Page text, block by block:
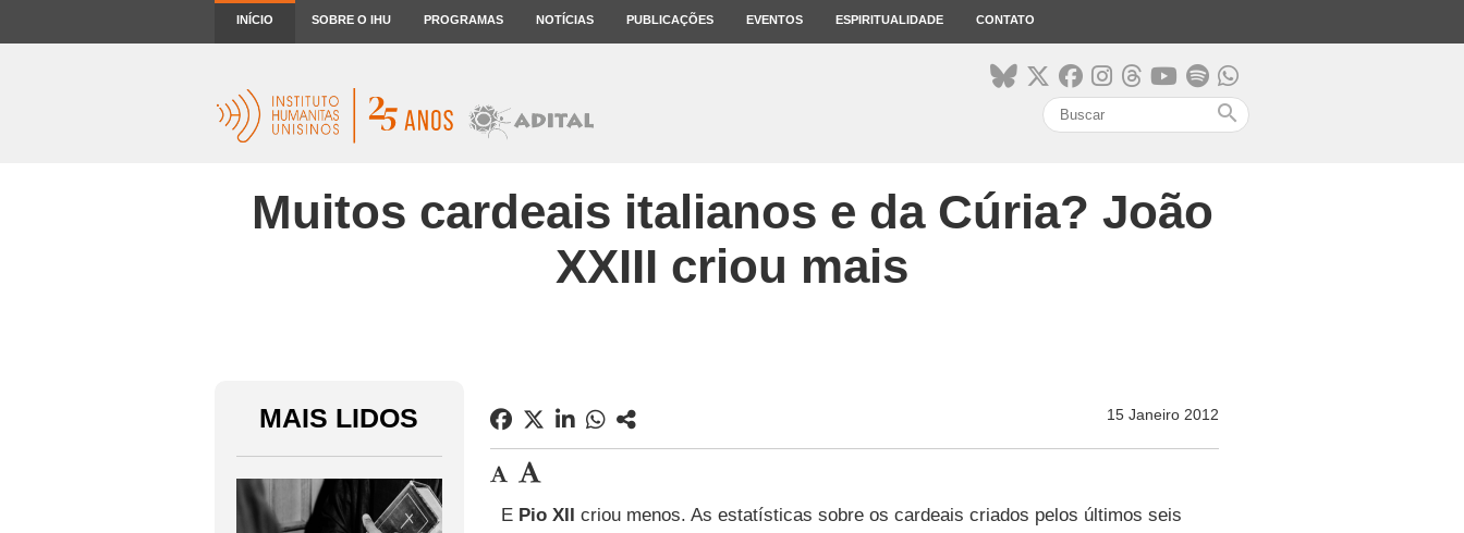
INÍCIO SOBRE O IHU PROGRAMAS NOTÍCIAS PUBLICAÇÕES EVENTOS ESPIRITUALIDADE CONTATO
search
Muitos cardeais italianos e da Cúria? João
XXIII criou mais
MAIS LIDOS 15 Janeiro 2012
E Pio XII criou menos. As estatísticas sobre os cardeais criados pelos últimos seis